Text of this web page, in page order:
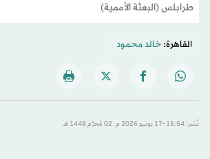
طرابلس (البعثة الأممية)
القاهرة:خالد محمود
نُشر: 16:54-17 يونيو 2026 م ـ 02 مُحرَّم 1448 هـ